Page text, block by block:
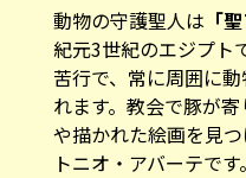
動物の守護聖人は 「
紀元3世紀のエジプト
苦行で、常に周囲に
れます。教会で豚が
や描かれた絵画を見
トニオ・アバーテです。